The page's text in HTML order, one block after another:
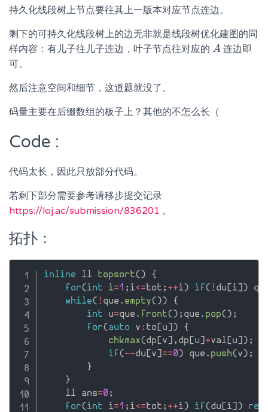
持久化线段树上节点要往其上一版本对应节点连边。
剩下的可持久化线段树上的边无非就是线段树优化建图的同
样内容：有儿子往儿子连边，叶子节点往对应的 A
A 连边即
可。
然后注意空间和细节，这道题就没了。
码量主要在后缀数组的板子上？其他的不怎么长（
Code :
代码太长，因此只放部分代码。
若剩下部分需要参考请移步提交记录
https://loj.ac/submission/836201 。
拓扑：
inline ll topsort( )
{
for( int i=1 ; i<=tot ; ++i ) if ( ! du i )
while( ! que . empty( ) )
{
int u=que . front( ) ; que . pop( ) ;
for( auto v : to u )
{
chkmax( dp v , dp u +val u ) ;
if ( --du v ==0 ) que . push( v ) ;
}
}
    ll ans
=0 ;
for( int i=1 ; i<=tot ; ++i ) if ( du i )